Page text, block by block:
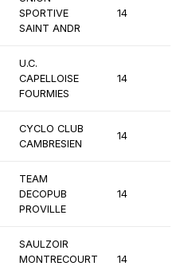
SPORTIVE
SAINT ANDR
14
U.C.
CAPELLOISE
FOURMIES
14
CYCLO CLUB
CAMBRESIEN
14
TEAM
DECOPUB
PROVILLE
14
SAULZOIR
MONTRECOURT
14